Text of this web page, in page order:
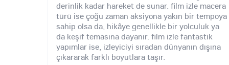
derinlik kadar hareket de sunar. film izle macera
türü ise çoğu zaman aksiyona yakın bir tempoya
sahip olsa da, hikâye genellikle bir yolculuk ya
da keşif temasına dayanır. film izle fantastik
yapımlar ise, izleyiciyi sıradan dünyanın dışına
çıkararak farklı boyutlara taşır.